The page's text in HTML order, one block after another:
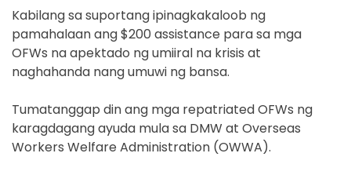
Kabilang sa suportang ipinagkakaloob ng
pamahalaan ang $200 assistance para sa mga
OFWs na apektado ng umiiral na krisis at
naghahanda nang umuwi ng bansa.
Tumatanggap din ang mga repatriated OFWs ng
karagdagang ayuda mula sa DMW at Overseas
Workers Welfare Administration (OWWA).